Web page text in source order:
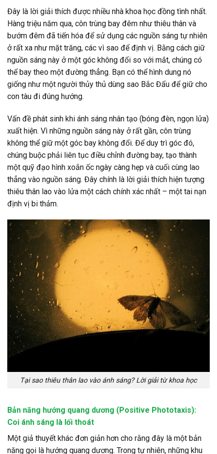
Đây là lời giải thích được nhiều nhà khoa học đồng tình nhất.
Hàng triệu năm qua, côn trùng bay đêm như thiêu thân và
bướm đêm đã tiến hóa để sử dụng các nguồn sáng tự nhiên
ở rất xa như mặt trăng, các vì sao để định vị. Bằng cách giữ
nguồn sáng này ở một góc không đổi so với mắt, chúng có
thể bay theo một đường thẳng. Bạn có thể hình dung nó
giống như một người thủy thủ dùng sao Bắc Đẩu để giữ cho
con tàu đi đúng hướng.
Vấn đề phát sinh khi ánh sáng nhân tạo (bóng đèn, ngọn lửa)
xuất hiện. Vì những nguồn sáng này ở rất gần, côn trùng
không thể giữ một góc bay không đổi. Để duy trì góc đó,
chúng buộc phải liên tục điều chỉnh đường bay, tạo thành
một quỹ đạo hình xoắn ốc ngày càng hẹp và cuối cùng lao
thẳng vào nguồn sáng. Đây chính là lời giải thích hiện tượng
thiêu thân lao vào lửa một cách chính xác nhất – một tai nạn
định vị bi thảm.
Tại sao thiêu thân lao vào ánh sáng? Lời giải từ khoa học
Bản năng hướng quang dương (Positive Phototaxis):
Coi ánh sáng là lối thoát
Một giả thuyết khác đơn giản hơn cho rằng đây là một bản
năng gọi là hướng quang dương. Trong tự nhiên, những khu